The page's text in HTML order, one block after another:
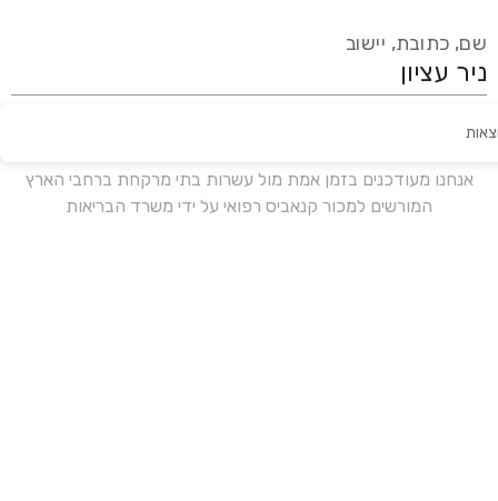
שם, כתובת, יישוב
אנחנו מעודכנים בזמן אמת מול עשרות בתי מרקחת ברחבי הארץ
המורשים למכור קנאביס רפואי על ידי משרד הבריאות